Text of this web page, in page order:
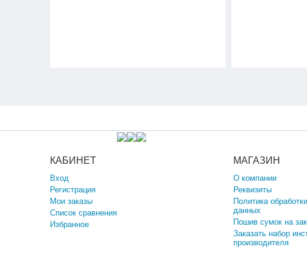
КАБИНЕТ
Вход
Регистрация
Мои заказы
Список сравнения
Избранное
МАГАЗИН
О компании
Реквизиты
Политика
данных
Пошив сумок на
Заказать набор
производителя